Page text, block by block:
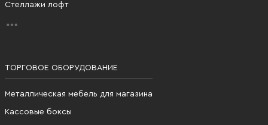
Стеллажи лофт
ТОРГОВОЕ ОБОРУДОВАНИЕ
Металлическая мебель для магазина
Кассовые боксы